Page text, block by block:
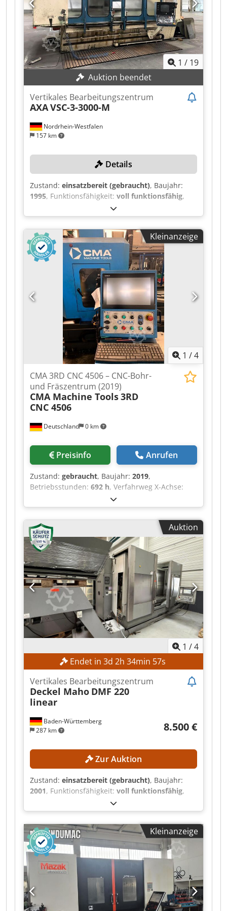
Aufspannzonen à 700 mm fuer Pendelbetrieb
ausgelegt. Dksdpfx Aajzpbm Usher
1 / 19
Auktion beendet
Nordrhein-Westfalen
157 km
Vertikales Bearbeitungszentrum
AXAVSC-3-3000-M
Details
Zustand: einsatzbereit (gebraucht), Baujahr:
1995, Funktionsfähigkeit: voll funktionsfähig,
3.000 mm
Achse:420 mm, Verfahrweg Z-Achse:480 mm,
Steuerungsmodell:Heidenhain TNC 407,
Drehzahl (max.):6.000 U/min, Kein Mindestpreis
- garantierter Verkauf zum höchsten Gebot!
TECHNISCHE DETAILS Verfahrweg X-Achse: 3.000
mm Verfahrweg Y-Achse: 420 mm Verfahrweg Z-
Achse: 480 mm Tischgröße: ca. 3.000 × 500 mm
Dkedpfjzncnqox Aahsr Spindelaufnahme: SK40
Drehzahl max.: 6.000 U/min Werkzeugwechsler:
22-fach MASCHINEN-DETAILS CNC-Steuerung:
Heidenhain TNC 407 AUSSTATTUNG Zusätzlicher
Winkel-/Universalfräskopf Kühlmittelanlage
Dokumentation/Handbuch 4-/5-
Achsenbearbeitung: möglich Bearbeitung
komplexer Werkstücke: möglich
Kleinanzeige
1 /4
Deutschland 0 km
CMA 3RD CNC 4506 – CNC-Bohr-
und Fräszentrum (2019)
CMA Machine Tools3RD
CNC 4506
Preisinfo Anrufen
Zustand: gebraucht, Baujahr: 2019,
Betriebsstunden: 692 h, Verfahrweg X-Achse:
, CMA Bohrzentrum der dritten
Generation für Stahlprofile und
Konstruktionsteile, Baujahr 2019 mit nur ca. 692
Betriebsstunden. OMRON Touchscreen-CNC mit
Dialog- und DIN/ISO-Programmierung, 4.500 mm
X-Verfahrweg, BT40-Spindel 50-4.000 U/min (13,1
kW, bis 125 Nm) zum Bohren ins Volle bis Ø 36
mm und Gewindeschneiden bis M24 in Stahl.
Pendelbetrieb zum Beladen während der
Bearbeitung, 10-fach Werkzeugwechsler, Z-
Reader Höhentastung und Kühlung durch die
Spindel. Voll funktionsfähig. Dkjdpfx
Aajzmyzfehor
Auktion
1 /4
Endet in 3d 2h 34min 55s
Baden-Württemberg
287 km
Vertikales Bearbeitungszentrum
Deckel Maho DMF 220
linear
8.500 €
Zur Auktion
Zustand: einsatzbereit (gebraucht), Baujahr:
2001, Funktionsfähigkeit: voll funktionsfähig,
2.200 mm
Achse:560 mm, Verfahrweg Z-Achse:720 mm,
Steuerungsmodell:Siemens 840D,
Spindeldrehzahl (max.):12.000 U/min,
TECHNISCHE DETAILS Verfahrweg X-Achse: 2.200
mm Dsdpfxszmyd Te Aahjkr Verfahrweg Y-Achse:
560 mm Verfahrweg Z-Achse: 720 mm
Spindeldrehzahl: 20–12.000 U/min
Werkzeugaufnahme: SK 40 Spindelleistung: 35 /
25 kW Werkzeugplätze: 32 Max. Werkzeuglänge:
300 mm Max. Werkzeuggewicht: 6 kg
Kleinanzeige